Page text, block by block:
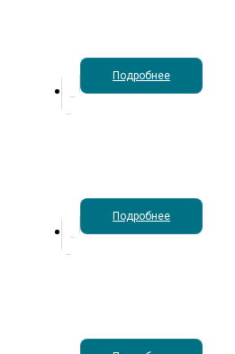
Подробнее
Подробнее